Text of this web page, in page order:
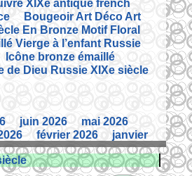
XIXe antique french
Bougeoir Art Déco Art
En Bronze Motif Floral
Vierge à l’enfant Russie
Icône bronze émaillé
de Dieu Russie XIXe siècle
juin 2026
mai 2026
février 2026
janvier
novembre 2025
2025
août 2025